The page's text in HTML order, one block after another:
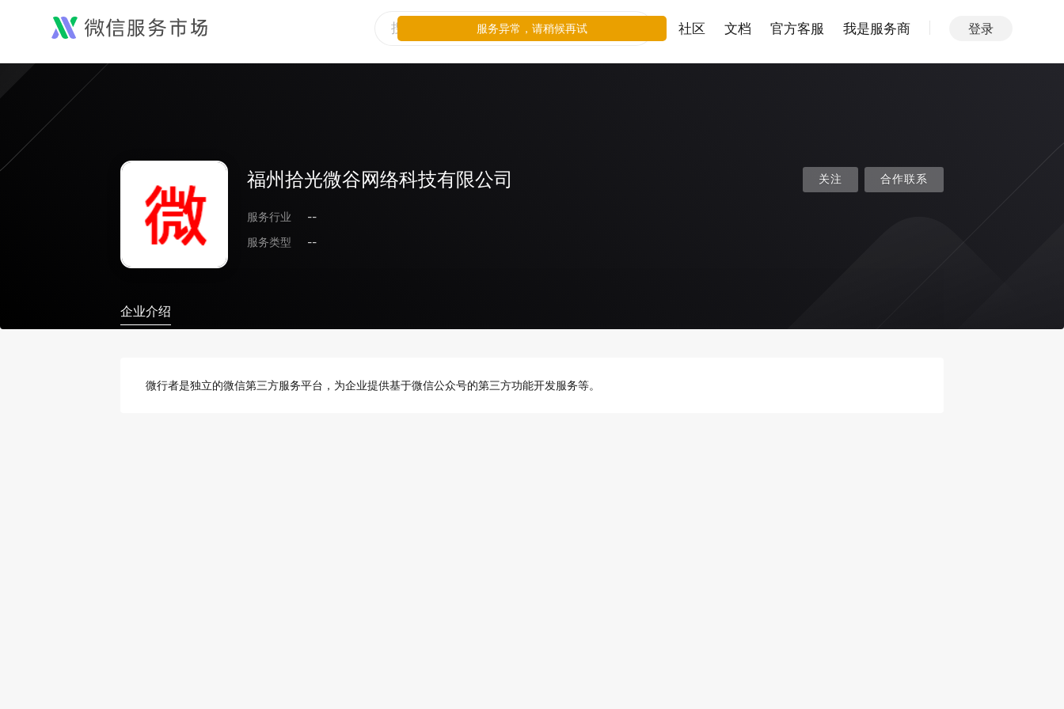
社区 文档 官方客服 我是服务商 登录
福州拾光微谷网络科技有限公司
服务行业
--
服务类型
--
关注 合作联系
企业介绍
微行者是独立的微信第三方服务平台，为企业提供基于微信公众号的第三方功能开发服务等。
服务异常，请稍候再试